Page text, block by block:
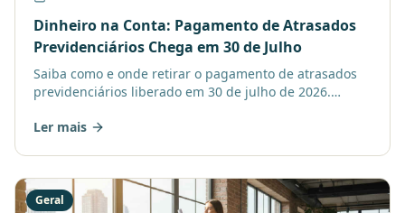
Dinheiro na Conta: Pagamento de Atrasados
Previdenciários Chega em 30 de Julho
Saiba como e onde retirar o pagamento de atrasados
previdenciários liberado em 30 de julho de 2026.
transferências, e
Ler mais
Geral